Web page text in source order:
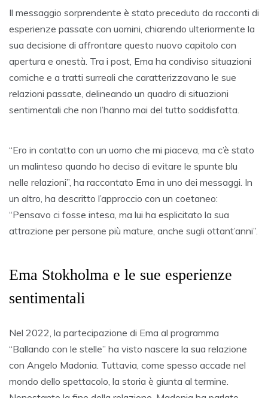
Il messaggio sorprendente è stato preceduto da racconti di
esperienze passate con uomini, chiarendo ulteriormente la
sua decisione di affrontare questo nuovo capitolo con
apertura e onestà. Tra i post, Ema ha condiviso situazioni
comiche e a tratti surreali che caratterizzavano le sue
relazioni passate, delineando un quadro di situazioni
sentimentali che non l’hanno mai del tutto soddisfatta.
“Ero in contatto con un uomo che mi piaceva, ma c’è stato
un malinteso quando ho deciso di evitare le spunte blu
nelle relazioni”, ha raccontato Ema in uno dei messaggi. In
un altro, ha descritto l’approccio con un coetaneo:
“Pensavo ci fosse intesa, ma lui ha esplicitato la sua
attrazione per persone più mature, anche sugli ottant’anni”.
Ema Stokholma e le sue esperienze
sentimentali
Nel 2022, la partecipazione di Ema al programma
“Ballando con le stelle” ha visto nascere la sua relazione
con Angelo Madonia. Tuttavia, come spesso accade nel
mondo dello spettacolo, la storia è giunta al termine.